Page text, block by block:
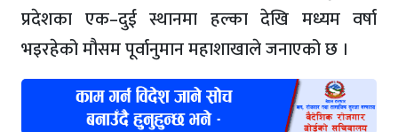
प्रदेशका एक–दुई स्थानमा हल्का देखि मध्यम वर्षा
भइरहेको मौसम पूर्वानुमान महाशाखाले जनाएको छ ।